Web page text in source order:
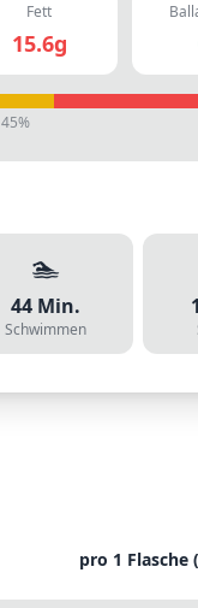
Fett
15.6g
45%
🏊
44 Min.
Schwimmen
pro 1 Flasche